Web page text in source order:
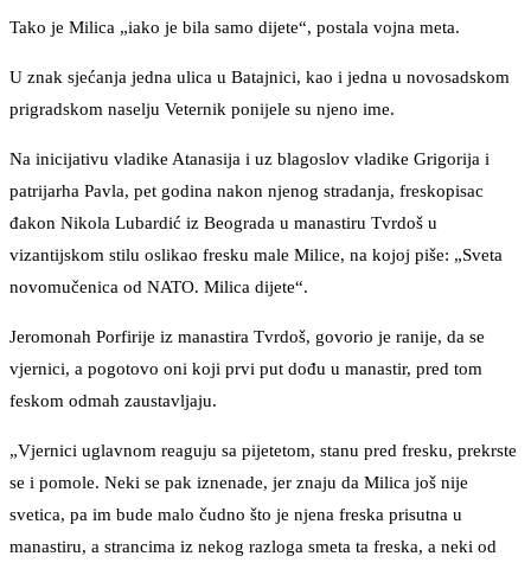
Tako je Milica „iako je bila samo dijete“, postala vojna meta.
U znak sjećanja jedna ulica u Batajnici, kao i jedna u novosadskom
prigradskom naselju Veternik ponijele su njeno ime.
Na inicijativu vladike Atanasija i uz blagoslov vladike Grigorija i
patrijarha Pavla, pet godina nakon njenog stradanja, freskopisac
đakon Nikola Lubardić iz Beograda u manastiru Tvrdoš u
vizantijskom stilu oslikao fresku male Milice, na kojoj piše: „Sveta
novomučenica od NATO. Milica dijete“.
Jeromonah Porfirije iz manastira Tvrdoš, govorio je ranije, da se
vjernici, a pogotovo oni koji prvi put dođu u manastir, pred tom
feskom odmah zaustavljaju.
„Vjernici uglavnom reaguju sa pijetetom, stanu pred fresku, prekrste
se i pomole. Neki se pak iznenade, jer znaju da Milica još nije
svetica, pa im bude malo čudno što je njena freska prisutna u
manastiru, a strancima iz nekog razloga smeta ta freska, a neki od